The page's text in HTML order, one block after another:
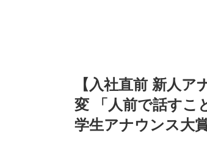
【入社直前 新人
変 「人前で話すこ
学生アナウンス大